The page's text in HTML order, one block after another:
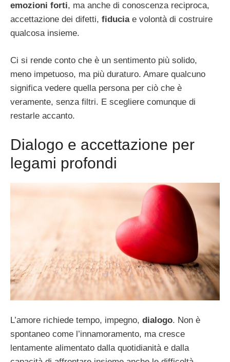
emozioni forti, ma anche di conoscenza reciproca,
accettazione dei difetti, fiduciae volontà di costruire
qualcosa insieme.
Ci si rende conto che è un sentimento più solido,
meno impetuoso, ma più duraturo. Amare qualcuno
significa vedere quella persona per ciò che è
veramente, senza filtri. E scegliere comunque di
restarle accanto.
Dialogo e accettazione per
legami profondi
L’amore richiede tempo, impegno, dialogo. Non è
spontaneo come l’innamoramento, ma cresce
lentamente alimentato dalla quotidianità e dalla